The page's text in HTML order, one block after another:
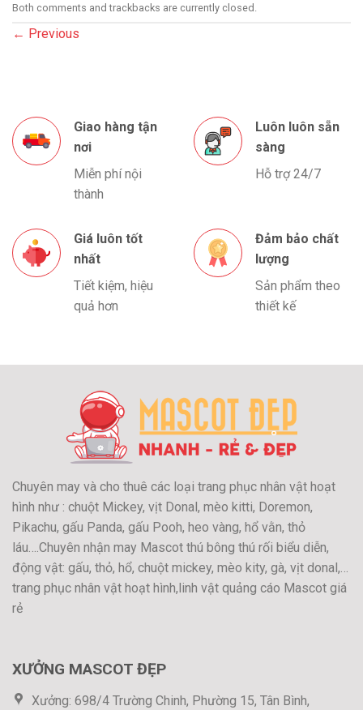
Both comments and trackbacks are currently closed.
← Previous
Giao hàng tận
nơi
Miễn phí nội
thành
Luôn luôn sẵn
sàng
Hỗ trợ 24/7
Giá luôn tốt
nhất
Tiết kiệm, hiệu
quả hơn
Đảm bảo chất
lượng
Sản phẩm theo
thiết kế
Chuyên may và cho thuê các loại trang phục nhân vật hoạt
hình như : chuột Mickey, vịt Donal, mèo kitti, Doremon,
Pikachu, gấu Panda, gấu Pooh, heo vàng, hổ vằn, thỏ
láu….Chuyên nhận may Mascot thú bông thú rối biểu diễn,
động vật: gấu, thỏ, hổ, chuột mickey, mèo kity, gà, vịt donal,…
trang phục nhân vật hoạt hình,linh vật quảng cáo Mascot giá
rẻ
XƯỞNG MASCOT ĐẸP
Xưởng: 698/4 Trường Chinh, Phường 15, Tân Bình,